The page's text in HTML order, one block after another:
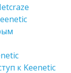
к Keenetic